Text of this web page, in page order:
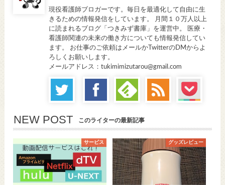
現役看護師ブロガーです。毎日を最適化して自由に生
きるための情報発信をしています。 月間１０万人以上
に読まれるブログ「つきみず書庫」を運営中。 医療・
看護師関連の未来の働き方についても情報発信してい
ます。 お仕事のご依頼はメールかTwitterのDMからよ
ろしくお願いします。
メールアドレス：tukimimizutarou@gmail.com
NEW POST このライターの最新記事
サービス グッズレビュー